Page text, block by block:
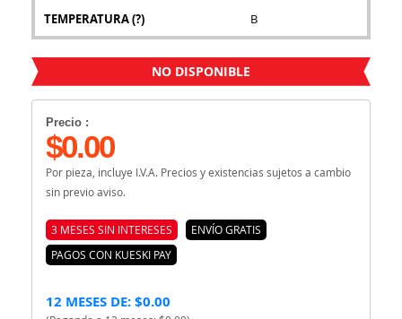
TEMPERATURA(?) B
NO DISPONIBLE
Precio :
$0.00
Por pieza, incluye I.V.A. Precios y existencias sujetos a cambio
sin previo aviso.
3 MESES SIN INTERESES
ENVÍO GRATIS
PAGOS CON KUESKI PAY
12 MESES DE: $0.00